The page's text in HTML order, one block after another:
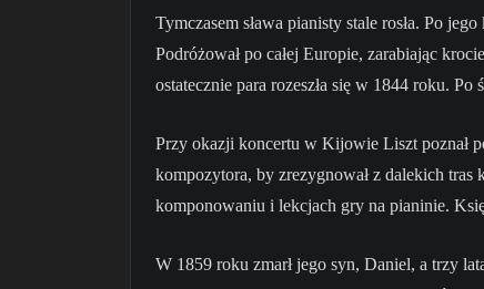
Tymczasem sława pianisty stale rosła. Po
Podróżował po całej Europie, zarabiając
ostatecznie para rozeszła się w 1844 roku.
Przy okazji koncertu w Kijowie Liszt poznał
kompozytora, by zrezygnował z dalekich tras
komponowaniu i lekcjach gry na pianinie.
W 1859 roku zmarł jego syn, Daniel, a trzy